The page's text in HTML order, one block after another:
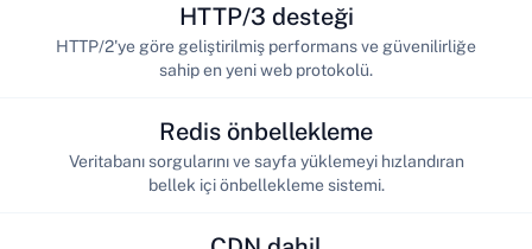
HTTP/3 desteği
HTTP/2'ye göre geliştirilmiş performans ve güvenilirliğe
sahip en yeni web protokolü.
Redis önbellekleme
Veritabanı sorgularını ve sayfa yüklemeyi hızlandıran
bellek içi önbellekleme sistemi.